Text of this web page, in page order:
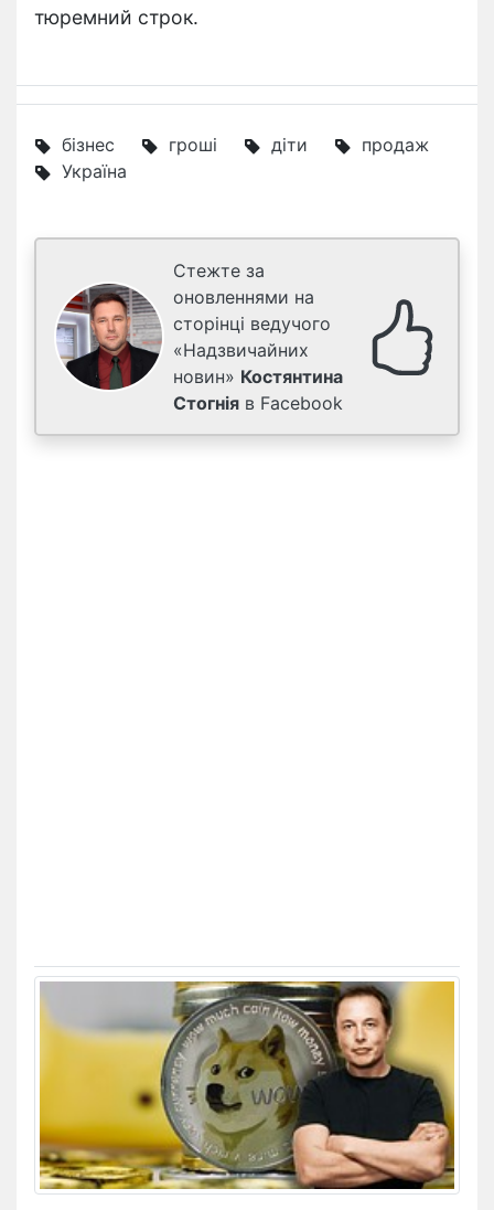
тюремний строк.
бізнес гроші діти
продаж
Україна
Стежте за
оновленнями на
сторінці ведучого
«Надзвичайних
новин» Костянтина
Стогнія в Facebook